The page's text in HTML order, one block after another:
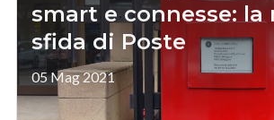
smart e connesse: la
sfida di Poste
05 Mag 2021